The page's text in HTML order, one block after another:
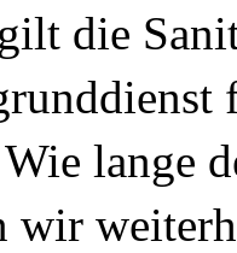
die
lange
wir